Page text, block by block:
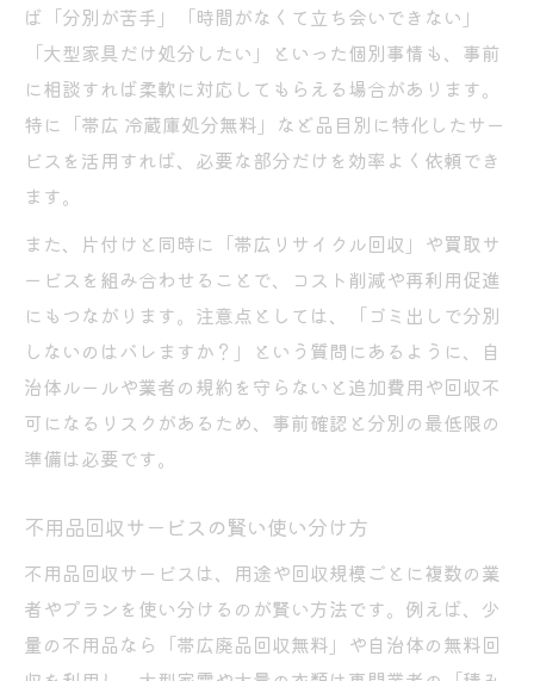
ば「分別が苦手」「時間がなくて立ち会いできない」
「大型家具だけ処分したい」といった個別事情も、事前
に相談すれば柔軟に対応してもらえる場合があります。
特に「帯広 冷蔵庫処分無料」など品目別に特化したサー
ビスを活用すれば、必要な部分だけを効率よく依頼でき
ます。
また、片付けと同時に「帯広リサイクル回収」や買取サ
ービスを組み合わせることで、コスト削減や再利用促進
にもつながります。注意点としては、「ゴミ出しで分別
しないのはバレますか？」という質問にあるように、自
治体ルールや業者の規約を守らないと追加費用や回収不
可になるリスクがあるため、事前確認と分別の最低限の
準備は必要です。
不用品回収サービスの賢い使い分け方
不用品回収サービスは、用途や回収規模ごとに複数の業
者やプランを使い分けるのが賢い方法です。例えば、少
量の不用品なら「帯広廃品回収無料」や自治体の無料回